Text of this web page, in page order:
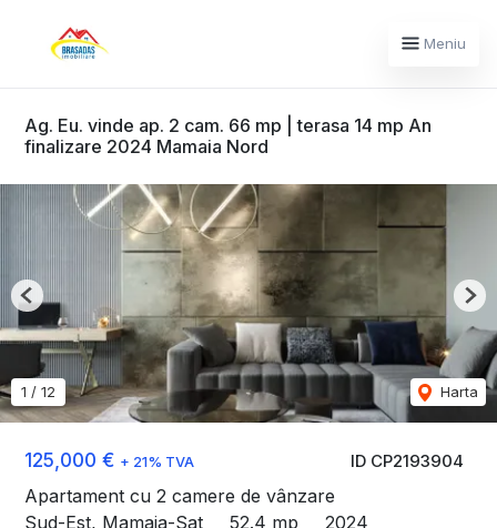
Meniu
Ag. Eu. vinde ap. 2 cam. 66 mp | terasa 14 mp An
finalizare 2024 Mamaia Nord
ID CP2193904
125,000 € + 21% TVA
Apartament cu 2 camere de vânzare
Sud-Est, Mamaia-Sat
52.4 mp 2024
1 / 12 Harta
Previous